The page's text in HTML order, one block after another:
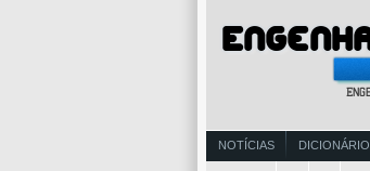
NOTÍCIAS DICIONÁRIO